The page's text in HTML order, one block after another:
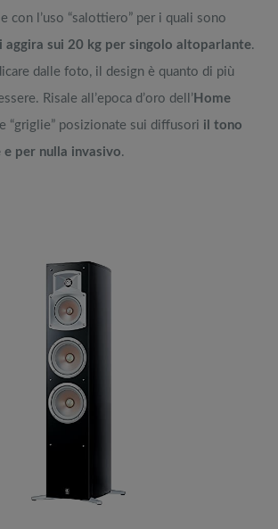
con l’uso “salottiero” per i quali sono
aggira sui 20 kg per singolo altoparlante.
dalle foto, il design è quanto di più
Risale all’epoca d’oro dell’ Home
“griglie” posizionate sui diffusori il tono
per nulla invasivo.